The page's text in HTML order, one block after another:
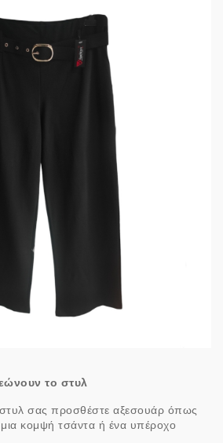
το στυλ
στυλ σας προσθέστε αξεσουάρ όπως
κομψή τσάντα ή ένα υπέροχο